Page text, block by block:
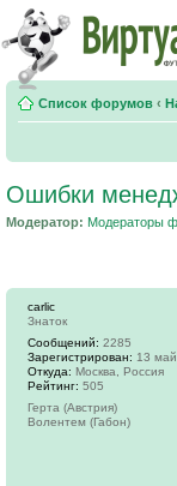
Список форумов ‹
Ошибки
Модератор: Модераторы
carlic
Знаток
Сообщений: 2285
Зарегистрирован: 13
Откуда: Москва, Россия
Рейтинг: 505
Герта (Австрия)
Волентем (Габон)